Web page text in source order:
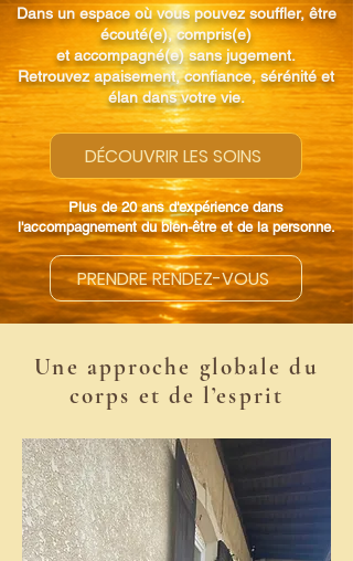
Dans un espace où vous pouvez souffler, être
écouté(e), compris(e)
et accompagné(e) sans jugement.
Retrouvez apaisement, confiance, sérénité et
élan dans votre vie.
DÉCOUVRIR LES SOINS
Plus de 20 ans d'expérience dans
l'accompagnement du bien-être et de la personne.
PRENDRE RENDEZ-VOUS
Une approche globale du
corps et de l’esprit